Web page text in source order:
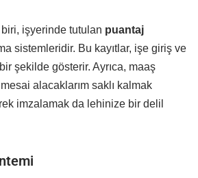
işyerinde tutulan puantaj
sistemleridir. Bu kayıtlar, işe giriş ve
şekilde gösterir. Ayrıca, maaş
mesai alacaklarım saklı kalmak
imzalamak da lehinize bir delil